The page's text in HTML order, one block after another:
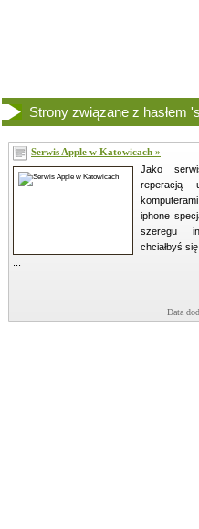
Strony związane z hasłem
Serwis Apple w Katowicach »
Jako
reperacją
iphone
szeregu
chciałbyś
Data